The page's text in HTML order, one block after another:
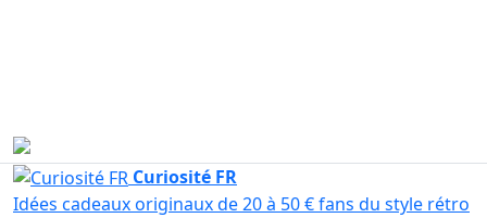
Curiosité FR
Idées cadeaux originaux de 20 à 50 € fans du style rétro